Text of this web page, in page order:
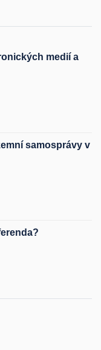
medií a
samosprávy v